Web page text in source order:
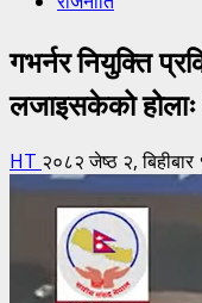
गभर्नर नियुक्ति
लजाइसकेको
HT २०८२ जेष्ठ २,